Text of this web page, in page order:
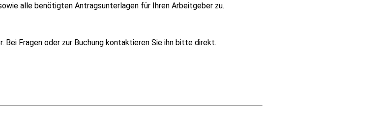
alle benötigten Antragsunterlagen für Ihren Arbeitgeber zu.
Fragen oder zur Buchung kontaktieren Sie ihn bitte direkt.